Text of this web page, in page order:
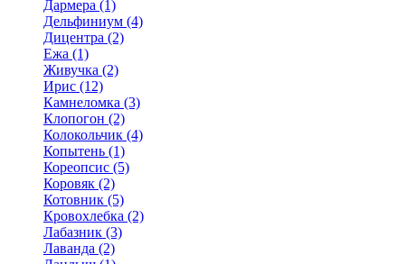
Дармера (1)
Дельфиниум (4)
Дицентра (2)
Ежа (1)
Живучка (2)
Ирис (12)
Камнеломка (3)
Клопогон (2)
Колокольчик (4)
Копытень (1)
Кореопсис (5)
Коровяк (2)
Котовник (5)
Кровохлебка (2)
Лабазник (3)
Лаванда (2)